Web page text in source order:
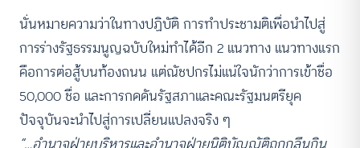
นั่นหมายความว่าในทางปฏิบัติ การทำประชามติเพื่อนำไปสู่
การร่างรัฐธรรมนูญฉบับใหม่ทำได้อีก 2 แนวทาง แนวทางแรก
คือการต่อสู้บนท้องถนน แต่ณัชปกรไม่แน่ใจนักว่าการเข้าชื่อ
50,000 ชื่อ และการกดดันรัฐสภาและคณะรัฐมนตรียุค
ปัจจุบันจะนำไปสู่การเปลี่ยนแปลงจริง ๆ